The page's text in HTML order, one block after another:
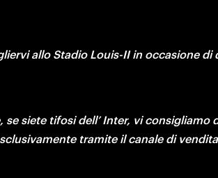
allo Stadio Louis-II in occasione di
siete tifosi dell’ Inter, vi consigliamo
tramite il canale di